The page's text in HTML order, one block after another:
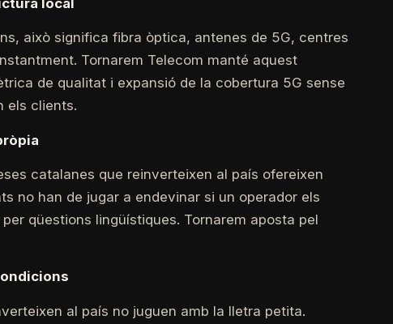
això significa fibra òptica, antenes de 5G, centres
Tornarem Telecom manté aquest
de qualitat i expansió de la cobertura 5G sense
els clients.
catalanes que reinverteixen al país ofereixen
no han de jugar a endevinar si un operador els
qüestions lingüístiques. Tornarem aposta pel
al país no juguen amb la lletra petita.